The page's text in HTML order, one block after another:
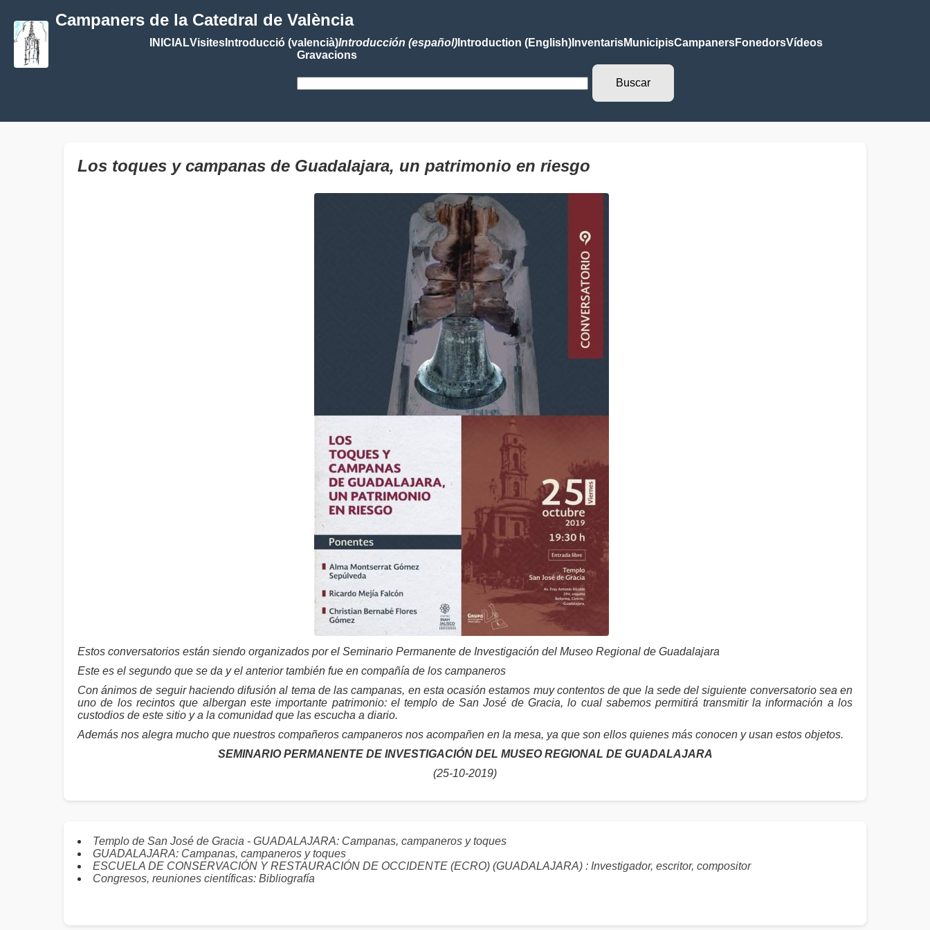
Campaners de la Catedral de València
INICIALVisitesIntroducció (valencià)Introducción (español)Introduction (English)InventarisMunicipisCampanersFonedorsVídeos
Gravacions
Los toques y campanas de Guadalajara, un patrimonio en riesgo
Estos conversatorios están siendo organizados por el Seminario Permanente de Investigación del Museo Regional de Guadalajara
Este es el segundo que se da y el anterior también fue en compañía de los campaneros
Con ánimos de seguir haciendo difusión al tema de las campanas, en esta ocasión estamos muy contentos de que la sede del siguiente conversatorio sea en
uno de los recintos que albergan este importante patrimonio: el templo de San José de Gracia, lo cual sabemos permitirá transmitir la información a los
custodios de este sitio y a la comunidad que las escucha a diario.
Además nos alegra mucho que nuestros compañeros campaneros nos acompañen en la mesa, ya que son ellos quienes más conocen y usan estos objetos.
SEMINARIO PERMANENTE DE INVESTIGACIÓN DEL MUSEO REGIONAL DE GUADALAJARA
(25-10-2019)
Templo de San José de Gracia - GUADALAJARA: Campanas, campaneros y toques
GUADALAJARA: Campanas, campaneros y toques
ESCUELA DE CONSERVACIÓN Y RESTAURACIÓN DE OCCIDENTE (ECRO) (GUADALAJARA) : Investigador, escritor, compositor
Congresos, reuniones científicas: Bibliografía